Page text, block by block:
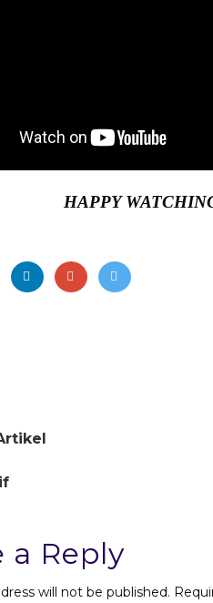
HAPPY
a Reply
will not be published.